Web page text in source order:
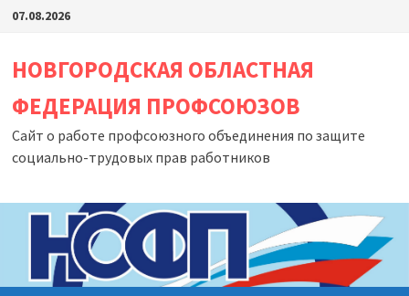
Перейти
содержимому
07.08.2026
НОВГОРОДСКАЯ ОБЛАСТНАЯ
ФЕДЕРАЦИЯ ПРОФСОЮЗОВ
Сайт о работе профсоюзного объединения по защите
социально-трудовых прав работников